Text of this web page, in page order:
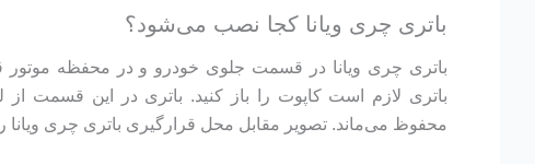
باتری چری ویانا کجا نصب می‌شود؟
باتری چری ویانا در قسمت جلوی خودرو و در محفظه موتور
باتری لازم است کاپوت را باز کنید. باتری در این قسمت
محفوظ می‌ماند. تصویر مقابل محل قرارگیری باتری چری ویانا